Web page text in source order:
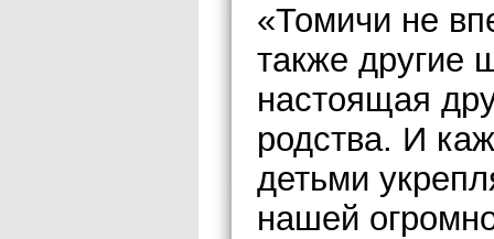
«Томичи не
также другие
настоящая
родства. И
детьми
нашей